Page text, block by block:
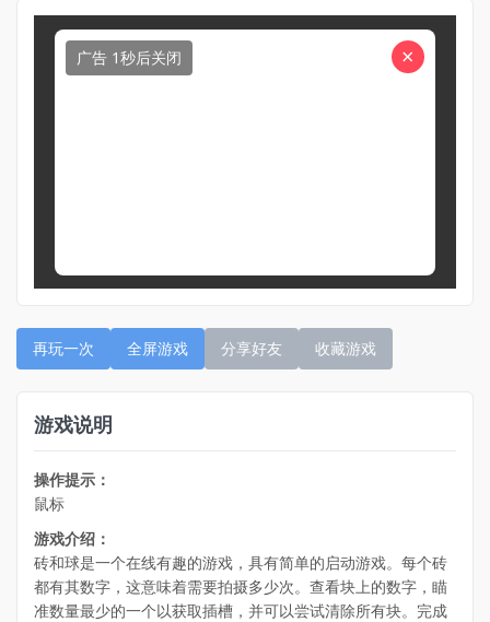
×
广告 1秒后关闭
再玩一次 全屏游戏 分享好友 收藏游戏
游戏说明
操作提示：
鼠标
游戏介绍：
砖和球是一个在线有趣的游戏，具有简单的启动游戏。每个砖
都有其数字，这意味着需要拍摄多少次。查看块上的数字，瞄
准数量最少的一个以获取插槽，并可以尝试清除所有块。完成